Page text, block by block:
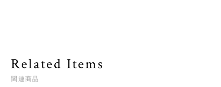
Related Items
関連商品